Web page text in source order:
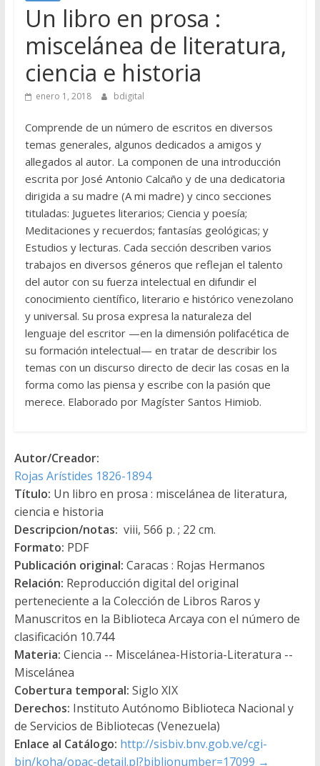
Un libro en prosa :
miscelánea de literatura,
ciencia e historia
enero 1, 2018 bdigital
Comprende de un número de escritos en diversos
temas generales, algunos dedicados a amigos y
allegados al autor. La componen de una introducción
escrita por José Antonio Calcaño y de una dedicatoria
dirigida a su madre (A mi madre) y cinco secciones
tituladas: Juguetes literarios; Ciencia y poesía;
Meditaciones y recuerdos; fantasías geológicas; y
Estudios y lecturas. Cada sección describen varios
trabajos en diversos géneros que reflejan el talento
del autor con su fuerza intelectual en difundir el
conocimiento científico, literario e histórico venezolano
y universal. Su prosa expresa la naturaleza del
lenguaje del escritor —en la dimensión polifacética de
su formación intelectual— en tratar de describir los
temas con un discurso directo de decir las cosas en la
forma como las piensa y escribe con la pasión que
merece. Elaborado por Magíster Santos Himiob.
Autor/Creador:
Rojas Arístides 1826-1894
Título: Un libro en prosa : miscelánea de literatura,
ciencia e historia
Descripcion/notas: viii, 566 p. ; 22 cm.
Formato: PDF
Publicación original: Caracas : Rojas Hermanos
Relación: Reproducción digital del original
perteneciente a la Colección de Libros Raros y
Manuscritos en la Biblioteca Arcaya con el número de
clasificación 10.744
Materia: Ciencia -- Miscelánea-Historia-Literatura --
Miscelánea
Cobertura temporal: Siglo XIX
Derechos: Instituto Autónomo Biblioteca Nacional y
de Servicios de Bibliotecas (Venezuela)
Enlace al Catálogo: http://sisbiv.bnv.gob.ve/cgi-
bin/koha/opac-detail.pl?biblionumber=17099 →